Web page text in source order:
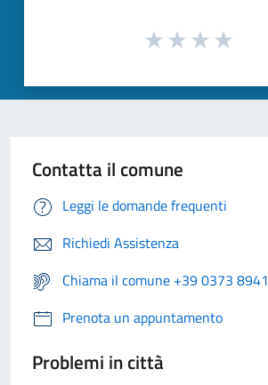
Contatta il comune
Leggi le domande frequenti
Richiedi Assistenza
Chiama il comune +39 0373 8941
Prenota un appuntamento
Problemi in città